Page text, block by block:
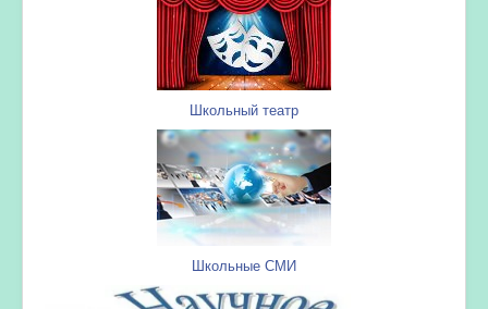
Школьный театр
Школьные СМИ